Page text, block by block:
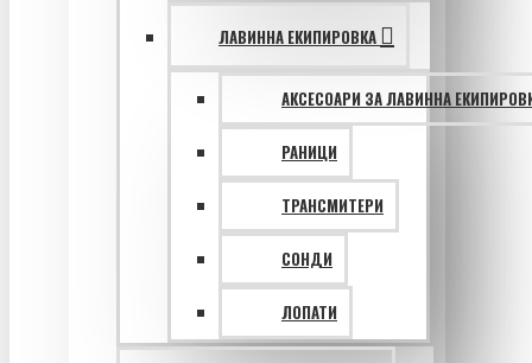
ЛАВИННА ЕКИПИРОВКА
АКСЕСОАРИ ЗА ЛАВИННА
РАНИЦИ
ТРАНСМИТЕРИ
СОНДИ
ЛОПАТИ